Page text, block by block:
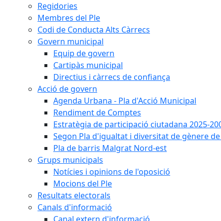
Regidories
Membres del Ple
Codi de Conducta Alts Càrrecs
Govern municipal
Equip de govern
Cartipàs municipal
Directius i càrrecs de confiança
Acció de govern
Agenda Urbana - Pla d'Acció Municipal
Rendiment de Comptes
Estratègia de participació ciutadana 2025-
Segon Pla d'igualtat i diversitat de gènere
Pla de barris Malgrat Nord-est
Grups municipals
Notícies i opinions de l'oposició
Mocions del Ple
Resultats electorals
Canals d'informació